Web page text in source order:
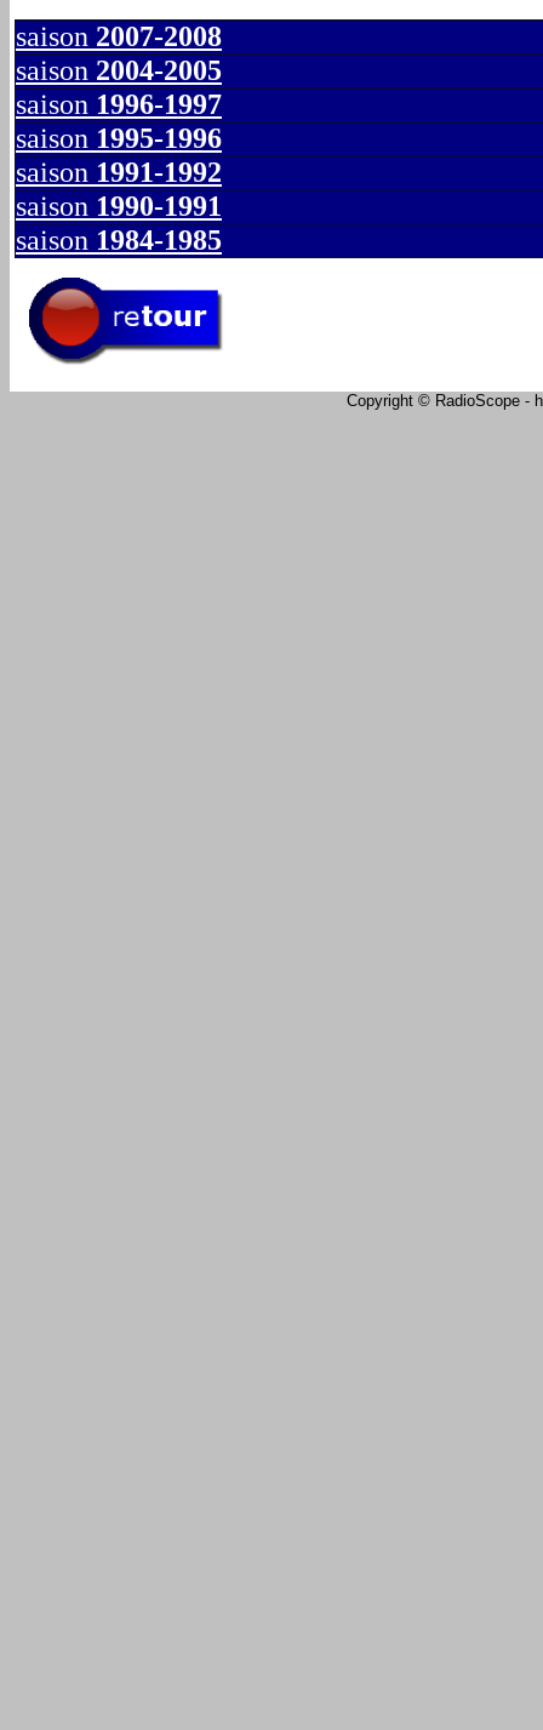
saison 2007-2008
saison 2004-2005
saison 1996-1997
saison 1995-1996
saison 1991-1992
saison 1990-1991
saison 1984-1985
Copyright © RadioScope -